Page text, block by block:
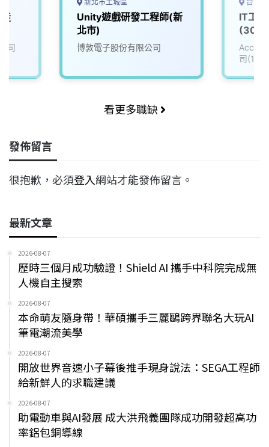
司
新北市土城區
Unity遊戲研發工程師(新
北市)
博敦電子股份有限公司
台中
IT工
司
看更多職缺
發佈留言
很抱歉，必須登入網站才能發佈留言。
最新文章
2026-08-07
歷時三個月成功驗證！Shield AI 攜手中科院完成無
人機自主搜索
2026-08-07
本命萌友隨身帶！華碩攜手三麗鷗跨界聯名大玩AI
筆電潮流美學
2026-08-07
開放世界音速小子幕後推手現身說法：SEGA工程師
給新鮮人的求職建議
2026-08-07
助電動車與AI發展 成大洪飛義團隊成功開發超高功
率鋁包銅導線